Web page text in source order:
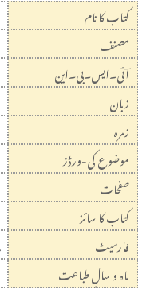
کتاب کا نام
مصنف
آئی۔ایس۔بی۔این
زبان
زمرہ
موضوع کی-ورڈز
صفحات
کتاب کا سائز
فارمیٹ
ماہ و سالِ طباعت